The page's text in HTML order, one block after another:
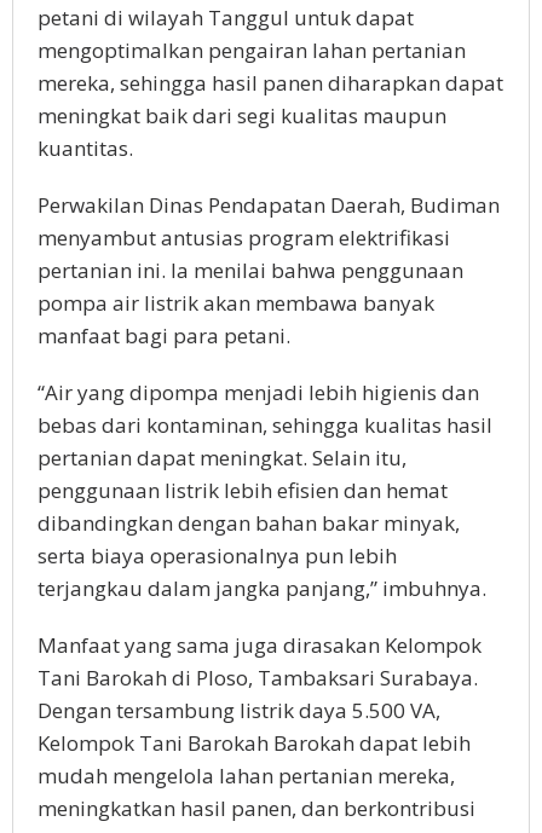
petani di wilayah Tanggul untuk dapat
mengoptimalkan pengairan lahan pertanian
mereka, sehingga hasil panen diharapkan dapat
meningkat baik dari segi kualitas maupun
kuantitas.
Perwakilan Dinas Pendapatan Daerah, Budiman
menyambut antusias program elektrifikasi
pertanian ini. Ia menilai bahwa penggunaan
pompa air listrik akan membawa banyak
manfaat bagi para petani.
“Air yang dipompa menjadi lebih higienis dan
bebas dari kontaminan, sehingga kualitas hasil
pertanian dapat meningkat. Selain itu,
penggunaan listrik lebih efisien dan hemat
dibandingkan dengan bahan bakar minyak,
serta biaya operasionalnya pun lebih
terjangkau dalam jangka panjang,” imbuhnya.
Manfaat yang sama juga dirasakan Kelompok
Tani Barokah di Ploso, Tambaksari Surabaya.
Dengan tersambung listrik daya 5.500 VA,
Kelompok Tani Barokah Barokah dapat lebih
mudah mengelola lahan pertanian mereka,
meningkatkan hasil panen, dan berkontribusi